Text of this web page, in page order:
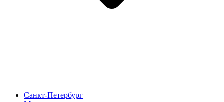
Санкт-Петербург